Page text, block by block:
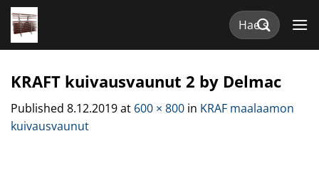
Skip
content
Etsi:
KRAFT kuivausvaunut 2 by Delmac
Published 8.12.2019at 600 × 800 in KRAF maalaamon
kuivausvaunut